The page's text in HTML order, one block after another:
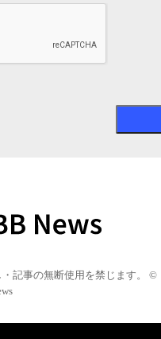
・記事の無断使用を禁じます。 ©